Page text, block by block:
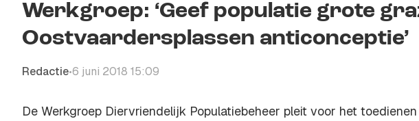
Werkgroep: ‘Geef populatie grote
Oostvaardersplassen anticonceptie’
Redactie•6 juni 2018 15:09
De Werkgroep Diervriendelijk Populatiebeheer pleit voor het